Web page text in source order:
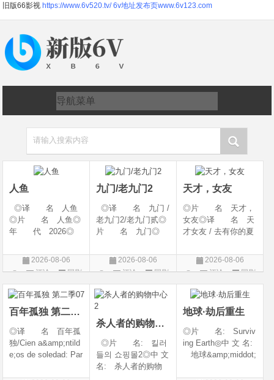
旧版66影视 https://www.6v520.tv/ 6v地址发布页www.6v123.com
请输入搜索内容
人鱼
◎译 名 人鱼
◎片 名 人鱼◎
年 代 2026◎
◎类 别 剧情 /
悬疑◎语 言 汉
期 2026-08-04(中国
大陆)◎IMDb链接 t
2026-08-06
评论
国剧
九门/老九门2
◎译 名 九门 /
老九门2/老九门贰◎
片 名 九门◎
产 地 中国大陆
◎类 别 剧情 /
言 汉语普通话◎上
映日期 2026-07
2026-08-06
评论
国剧
天才，女友
◎片 名 天才，
女友◎译 名 天
才女友 / 去有你的夏
年 代 2026◎
产 地 中国大陆
爱情◎语 言 汉
语普通话◎上映日期
2026-08-06
评论
国剧
百年孤独 第二季07
◎译 名 百年孤
独/Cien a&amp;ntild
e;os de soledad: Par
ears of Solitude/One
杀人者的购物中心2
◎片 名: 킬러
들의 쇼핑몰2◎中 文
名: 杀人者的购物
地球·劫后重生
◎片 名: Surviv
ing Earth◎中 文 名:
地球&amp;middot;
名: 幸存地球◎